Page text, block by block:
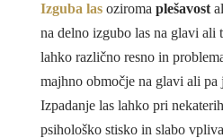
Izguba lasoziroma plešavost
na delno izgubo las na glavi ali
lahko različno resno in
majhno območje na glavi ali pa
Izpadanje las lahko pri
psihološko stisko in slabo